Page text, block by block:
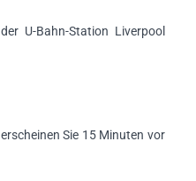
U-Bahn-Station Liverpool
Sie 15 Minuten vor